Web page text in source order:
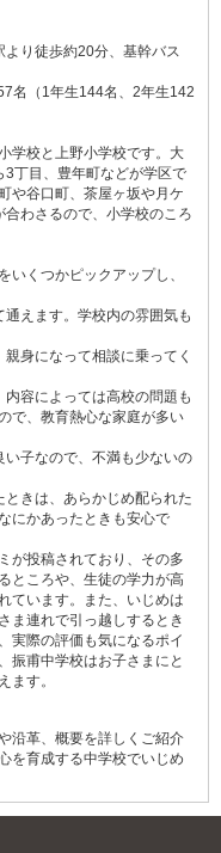
り徒歩約20分、基幹バス
名（1年生144名、2年生142
学校と上野小学校です。大
丁目、豊年町などが学区で
や谷口町、茶屋ヶ坂や月ケ
わさるので、小学校のころ
いくつかピックアップし、
えます。学校内の雰囲気も
身になって相談に乗ってく
容によっては高校の問題も
で、教育熱心な家庭が多い
子なので、不満も少ないの
きは、あらかじめ配られた
にかあったときも安心で
が投稿されており、その多
ところや、生徒の学力が高
ています。また、いじめは
ま連れで引っ越しするとき
実際の評価も気になるポイ
振甫中学校はお子さまにと
ます。
沿革、概要を詳しくご紹介
を育成する中学校でいじめ